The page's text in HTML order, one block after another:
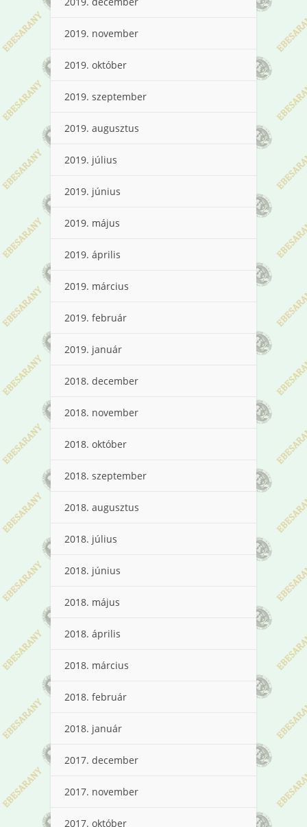
2019. november
2019. október
2019. szeptember
2019. augusztus
2019. július
2019. június
2019. május
2019. április
2019. március
2019. február
2019. január
2018. december
2018. november
2018. október
2018. szeptember
2018. augusztus
2018. július
2018. június
2018. május
2018. április
2018. március
2018. február
2018. január
2017. december
2017. november
2017. október